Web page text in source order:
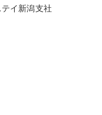
イ新潟支社